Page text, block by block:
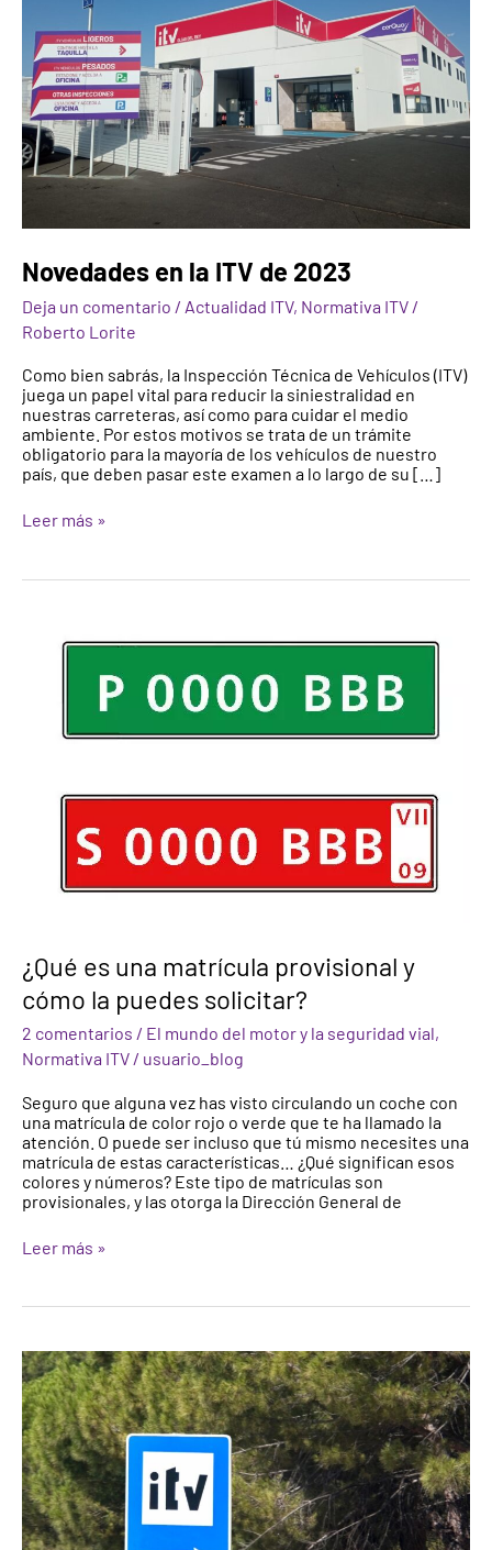
Novedades en la ITV de 2023
Deja un comentario / Actualidad ITV, Normativa ITV /
Roberto Lorite
Como bien sabrás, la Inspección Técnica de Vehículos (ITV)
juega un papel vital para reducir la siniestralidad en
nuestras carreteras, así como para cuidar el medio
ambiente. Por estos motivos se trata de un trámite
obligatorio para la mayoría de los vehículos de nuestro
país, que deben pasar este examen a lo largo de su […]
Leer más »
¿Qué es una matrícula provisional y
cómo la puedes solicitar?
2 comentarios / El mundo del motor y la seguridad vial,
Normativa ITV / usuario_blog
Seguro que alguna vez has visto circulando un coche con
una matrícula de color rojo o verde que te ha llamado la
atención. O puede ser incluso que tú mismo necesites una
matrícula de estas características… ¿Qué significan esos
colores y números? Este tipo de matrículas son
provisionales, y las otorga la Dirección General de
provisional
puedes
solicitar?
Leer más »
5
razones
por
las
que
tu
coche
puede
obtener
una